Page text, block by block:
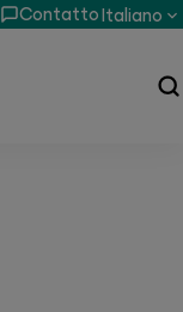
ContattoItaliano